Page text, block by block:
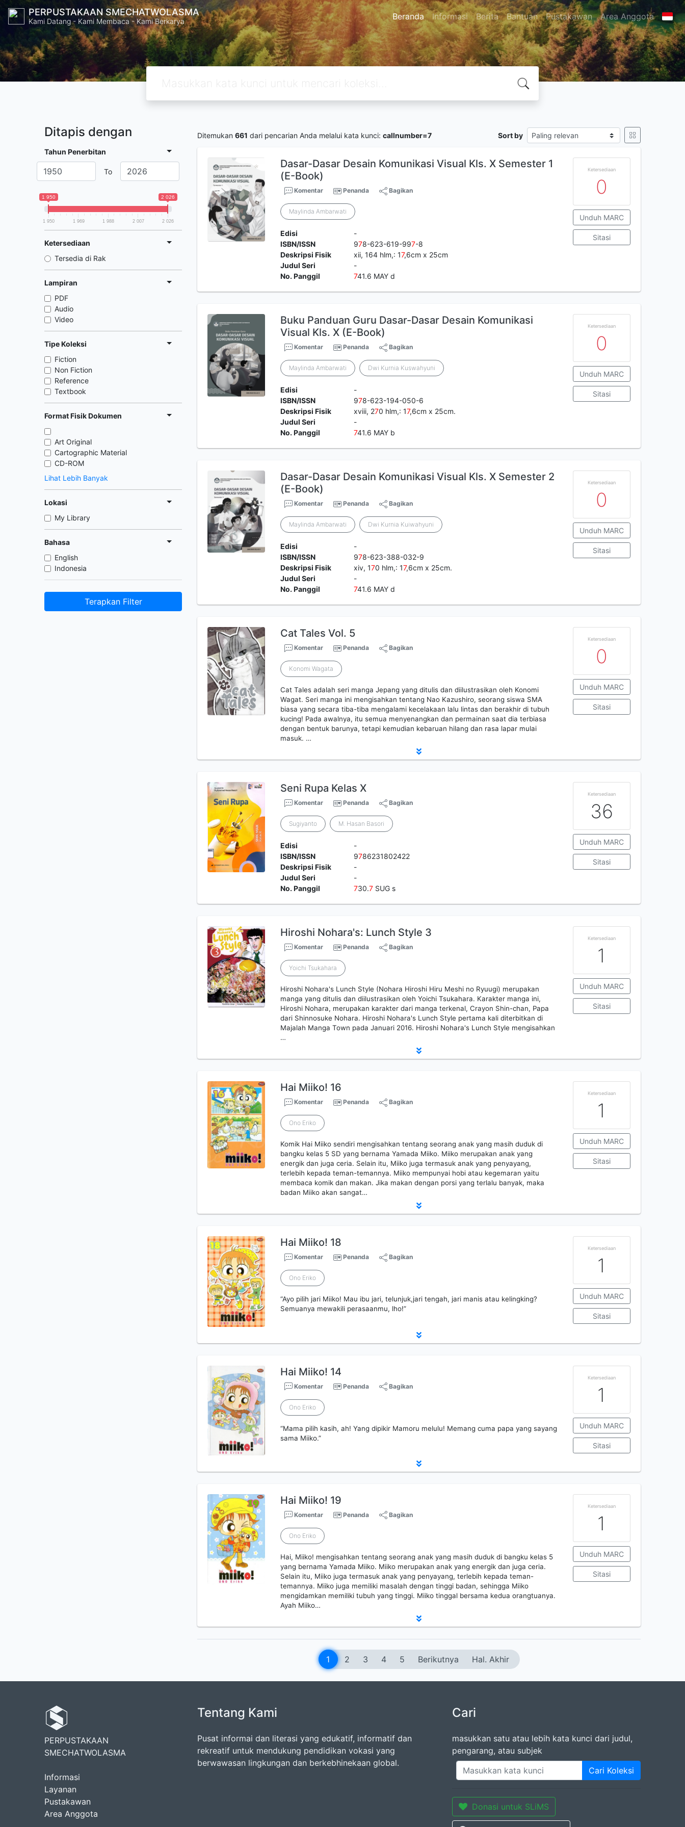
PERPUSTAKAAN SMECHATWOLASMA
Kami Datang - Kami Membaca - Kami Berkarya Beranda Informasi Berita Bantuan Pustakawan Area Anggota
Ditapis dengan
Tahun Penerbitan
To
1 950 2 026
1 950 1 969 1 988 2 007 2 026
Ketersediaan
Tersedia di Rak
Lampiran
PDF
Audio
Video
Tipe Koleksi
Fiction
Non Fiction
Reference
Textbook
Format Fisik Dokumen
Art Original
Cartographic Material
CD-ROM
Lihat Lebih Banyak
Lokasi
My Library
Bahasa
English
Indonesia
Terapkan Filter
Ditemukan 661 dari pencarian Anda melalui kata kunci: callnumber=7 Sort by
Dasar-Dasar Desain Komunikasi Visual Kls. X Semester 1
(E-Book)
Komentar Penanda Bagikan
Maylinda Ambarwati
Edisi
-
ISBN/ISSN
978-623-619-997-8
Deskripsi Fisik
xii, 164 hlm,: 17,6cm x 25cm
Judul Seri
-
No. Panggil
741.6 MAY d
Ketersediaan
0
Unduh MARC
Sitasi
Buku Panduan Guru Dasar-Dasar Desain Komunikasi
Visual Kls. X (E-Book)
Komentar Penanda Bagikan
Maylinda Ambarwati Dwi Kurnia Kuswahyuni
Edisi
-
ISBN/ISSN
978-623-194-050-6
Deskripsi Fisik
xviii, 270 hlm,: 17,6cm x 25cm.
Judul Seri
-
No. Panggil
741.6 MAY b
Ketersediaan
0
Unduh MARC
Sitasi
Dasar-Dasar Desain Komunikasi Visual Kls. X Semester 2
(E-Book)
Komentar Penanda Bagikan
Maylinda Ambarwati Dwi Kurnia Kuiwahyuni
Edisi
-
ISBN/ISSN
978-623-388-032-9
Deskripsi Fisik
xiv, 170 hlm,: 17,6cm x 25cm.
Judul Seri
-
No. Panggil
741.6 MAY d
Ketersediaan
0
Unduh MARC
Sitasi
Cat Tales Vol. 5
Komentar Penanda Bagikan
Konomi Wagata
Cat Tales adalah seri manga Jepang yang ditulis dan diilustrasikan oleh Konomi
Wagat. Seri manga ini mengisahkan tentang Nao Kazushiro, seorang siswa SMA
biasa yang secara tiba-tiba mengalami kecelakaan lalu lintas dan berakhir di tubuh
kucing! Pada awalnya, itu semua menyenangkan dan permainan saat dia terbiasa
dengan bentuk barunya, tetapi kemudian kebaruan hilang dan rasa lapar mulai
masuk. …
Ketersediaan
0
Unduh MARC
Sitasi
Seni Rupa Kelas X
Komentar Penanda Bagikan
Sugiyanto M. Hasan Basori
Edisi
-
ISBN/ISSN
9786231802422
Deskripsi Fisik
-
Judul Seri
-
No. Panggil
730.7SUG s
Ketersediaan
36
Unduh MARC
Sitasi
Hiroshi Nohara's: Lunch Style 3
Komentar Penanda Bagikan
Yoichi Tsukahara
Hiroshi Nohara's Lunch Style (Nohara Hiroshi Hiru Meshi no Ryuugi) merupakan
manga yang ditulis dan diilustrasikan oleh Yoichi Tsukahara. Karakter manga ini,
Hiroshi Nohara, merupakan karakter dari manga terkenal, Crayon Shin-chan, Papa
dari Shinnosuke Nohara. Hiroshi Nohara's Lunch Style pertama kali diterbitkan di
Majalah Manga Town pada Januari 2016. Hiroshi Nohara's Lunch Style mengisahkan
…
Ketersediaan
1
Unduh MARC
Sitasi
Hai Miiko! 16
Komentar Penanda Bagikan
Ono Eriko
Komik Hai Miiko sendiri mengisahkan tentang seorang anak yang masih duduk di
bangku kelas 5 SD yang bernama Yamada Miiko. Miiko merupakan anak yang
energik dan juga ceria. Selain itu, Miiko juga termasuk anak yang penyayang,
terlebih kepada teman-temannya. Miiko mempunyai hobi atau kegemaran yaitu
membaca komik dan makan. Jika makan dengan porsi yang terlalu banyak, maka
badan Miiko akan sangat…
Ketersediaan
1
Unduh MARC
Sitasi
Hai Miiko! 18
Komentar Penanda Bagikan
Ono Eriko
“Ayo pilih jari Miiko! Mau ibu jari, telunjuk,jari tengah, jari manis atau kelingking?
Semuanya mewakili perasaanmu, lho!”
Ketersediaan
1
Unduh MARC
Sitasi
Hai Miiko! 14
Komentar Penanda Bagikan
Ono Eriko
“Mama pilih kasih, ah! Yang dipikir Mamoru melulu! Memang cuma papa yang sayang
sama Miiko.”
Ketersediaan
1
Unduh MARC
Sitasi
Hai Miiko! 19
Komentar Penanda Bagikan
Ono Eriko
Hai, Miiko! mengisahkan tentang seorang anak yang masih duduk di bangku kelas 5
yang bernama Yamada Miiko. Miiko merupakan anak yang energik dan juga ceria.
Selain itu, Miiko juga termasuk anak yang penyayang, terlebih kepada teman-
temannya. Miiko juga memiliki masalah dengan tinggi badan, sehingga Miiko
mengidamkan memiliki tubuh yang tinggi. Miiko tinggal bersama kedua orangtuanya.
Ayah Miiko…
Ketersediaan
1
Unduh MARC
Sitasi
1 2 3 4 5 Berikutnya Hal. Akhir
PERPUSTAKAAN
SMECHATWOLASMA
Informasi
Layanan
Pustakawan
Area Anggota
Tentang Kami
Pusat informai dan literasi yang edukatif, informatif dan
rekreatif untuk mendukung pendidikan vokasi yang
berwawasan lingkungan dan berkebhinekaan global.
Cari
masukkan satu atau lebih kata kunci dari judul,
pengarang, atau subjek
Cari Koleksi
Donasi untuk SLiMS